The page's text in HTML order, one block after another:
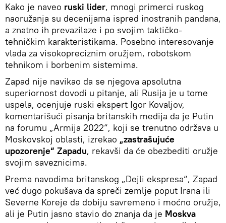
Kako je naveo ruski lider, mnogi primerci ruskog
naoružanja su decenijama ispred inostranih pandana,
a znatno ih prevazilaze i po svojim taktičko-
tehničkim karakteristikama. Posebno interesovanje
vlada za visokopreciznim oružjem, robotskom
tehnikom i borbenim sistemima.
Zapad nije navikao da se njegova apsolutna
superiornost dovodi u pitanje, ali Rusija je u tome
uspela, ocenjuje ruski ekspert Igor Kovaljov,
komentarišući pisanja britanskih medija da je Putin
na forumu „Armija 2022“, koji se trenutno održava u
Moskovskoj oblasti, izrekao „zastrašujuće
upozorenje“ Zapadu, rekavši da će obezbediti oružje
svojim saveznicima.
Prema navodima britanskog „Dejli ekspresa“, Zapad
već dugo pokušava da spreči zemlje poput Irana ili
Severne Koreje da dobiju savremeno i moćno oružje,
ali je Putin jasno stavio do znanja da je Moskva